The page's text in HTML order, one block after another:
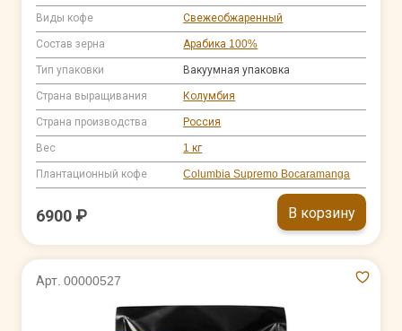
Виды кофе Свежеобжаренный
Состав зерна Арабика 100%
Тип упаковки Вакуумная упаковка
Страна выращивания Колумбия
Страна производства Россия
Вес 1 кг
Плантационный кофе Columbia Supremo Bocaramanga
6900 ₽ В корзину
Арт. 00000527